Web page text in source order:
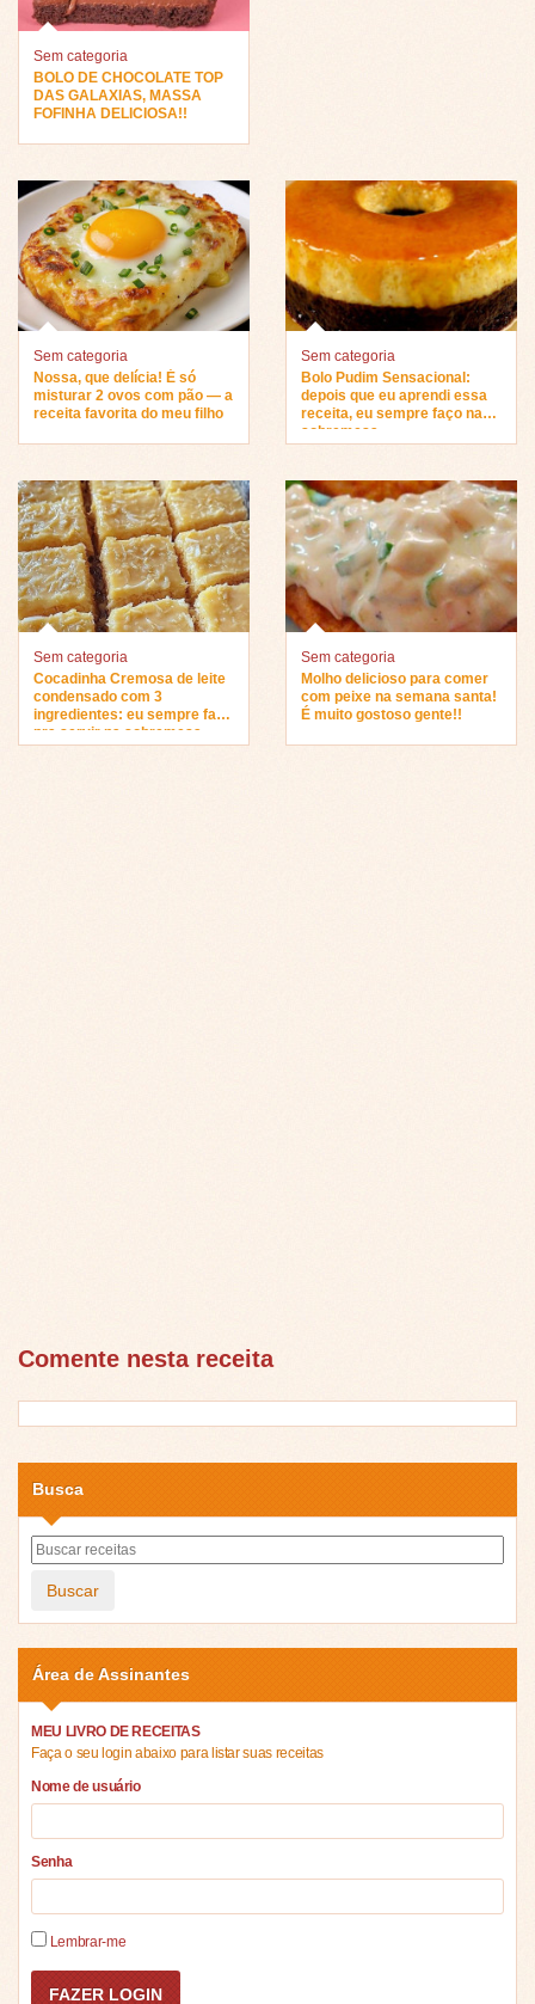
Sem categoria
BOLO DE CHOCOLATE TOP
DAS GALAXIAS, MASSA
FOFINHA DELICIOSA!!
Sem categoria
Nossa, que delícia! É só
misturar 2 ovos com pão — a
receita favorita do meu filho
Sem categoria
Bolo Pudim Sensacional:
depois que eu aprendi essa
receita, eu sempre faço na
sobremesa…
Sem categoria
Cocadinha Cremosa de leite
condensado com 3
ingredientes: eu sempre faço
pra servir na sobremesa…
Sem categoria
Molho delicioso para comer
com peixe na semana santa!
É muito gostoso gente!!
Comente nesta receita
Busca
Buscar
Área de Assinantes
MEU LIVRO DE RECEITAS
Faça o seu login abaixo para listar suas receitas
Nome de usuário
Senha
Lembrar-me